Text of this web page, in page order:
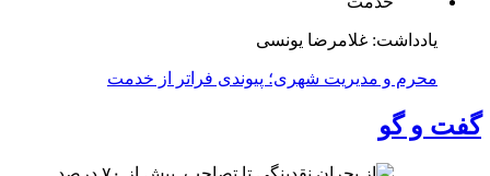
یادداشت: غلامرضا یونسی
محرم و مدیریت شهری؛ پیوندی فراتر از خدمت
گفت و گو